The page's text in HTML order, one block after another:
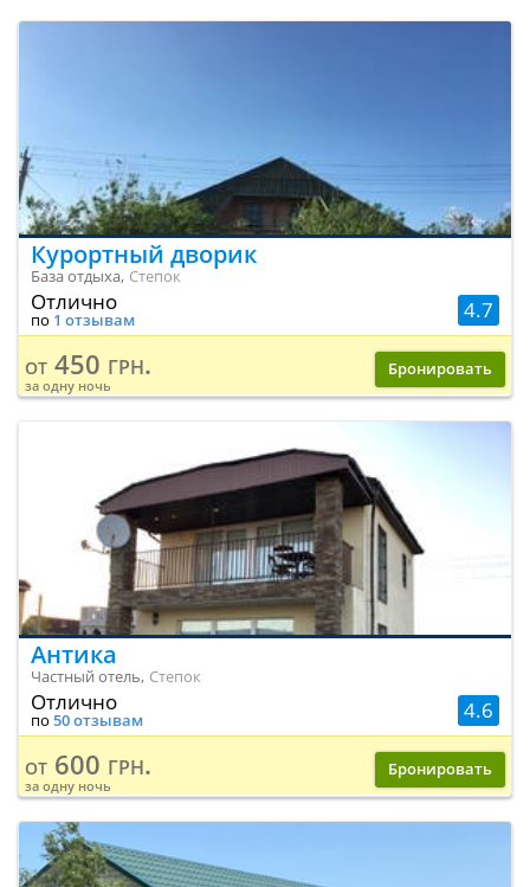
Курортный дворик
База отдыха, Степок
4.7
Отлично
по 1 отзывам
от 450 грн.
за одну ночь
Бронировать
Антика
Частный отель, Степок
4.6
Отлично
по 50 отзывам
от 600 грн.
за одну ночь
Бронировать